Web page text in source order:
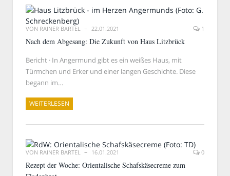
VON RAINER BARTEL 22.01.2021 1
Nach dem Abgesang: Die Zukunft von Haus Litzbrück
Bericht · In Angermund gibt es ein weißes Haus, mit
Türmchen und Erker und einer langen Geschichte. Diese
begann im…
WEITERLESEN
VON RAINER BARTEL 16.01.2021 0
Rezept der Woche: Orientalische Schafskäsecreme zum